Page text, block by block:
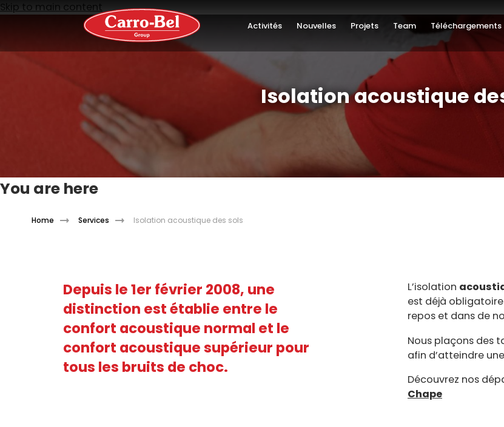
Skip to main content
Activités Nouvelles Projets Team Téléchargements
Isolation acoustique
You are here
Home Services Isolation acoustique des sols
Depuis le 1er février 2008, une
distinction est établie entre le
confort acoustique normal et le
confort acoustique supérieur pour
tous les bruits de choc.
L’isolation
est déjà
repos et dans de
Nous plaçons des
afin d’atteindre une
Découvrez nos
Chape